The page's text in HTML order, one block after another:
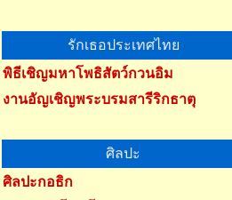
รักเธอประเทศไทย
พิธีเชิญมหาโพธิสัตว์กวนอิม
งานอัญเชิญพระบรมสารีริกธาตุ
ศิลปะ
ศิลปะกอธิก